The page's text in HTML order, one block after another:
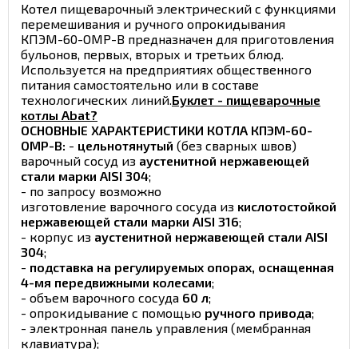
Котел пищеварочный электрический с функциями
перемешивания и ручного опрокидывания
КПЭМ-60-ОМР-В предназначен для приготовления
бульонов, первых, вторых и третьих блюд.
Используется на предприятиях общественного
питания самостоятельно или в составе
технологических линий.Буклет - пищеварочные
котлы Abat?
ОСНОВНЫЕ ХАРАКТЕРИСТИКИ КОТЛА КПЭМ-60-
ОМР-В: - цельнотянутый (без сварных швов)
варочный сосуд из аустенитной нержавеющей
стали марки AISI 304;
- по запросу возможно
изготовление варочного сосуда из кислотостойкой
нержавеющей стали марки AISI 316;
- корпус из аустенитной нержавеющей стали AISI
304;
- подставка на регулируемых опорах, оснащенная
4-мя передвижными колесами;
- объем варочного сосуда 60 л;
- опрокидывание с помощью ручного привода;
- электронная панель управления (мембранная
клавиатура);